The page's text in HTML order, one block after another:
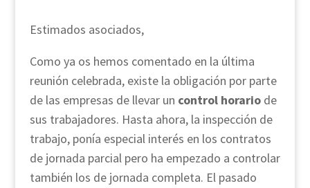
Estimados asociados,
Como ya os hemos comentado en la última
reunión celebrada, existe la obligación por parte
de las empresas de llevar un control horario de
sus trabajadores. Hasta ahora, la inspección de
trabajo, ponía especial interés en los contratos
de jornada parcial pero ha empezado a controlar
también los de jornada completa. El pasado